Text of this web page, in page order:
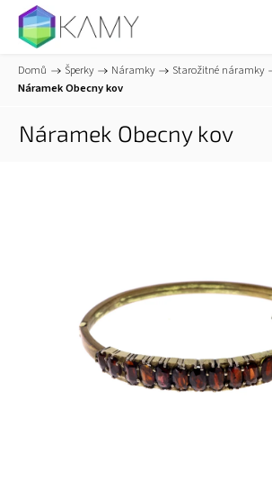
Domů / Šperky / Náramky / Starožitné náramky /
Náramek Obecny kov
Náramek Obecny kov